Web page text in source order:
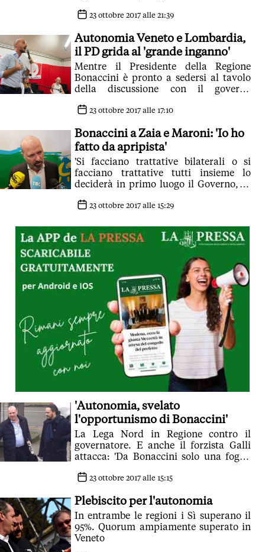
patinata con Gentiloni e ora sono
partecipazione flop
23 ottobre 2017 alle 21:39
Autonomia Veneto e Lombardia,
il PD grida al 'grande inganno'
Mentre il Presidente della Regione
Bonaccini è pronto a sedersi al tavolo
della discussione con il governo
regionale del partito li accusa di avere
utilizzando il tema delle tasse 'a
proprio uso e consumo'
23 ottobre 2017 alle 17:10
Bonaccini a Zaia e Maroni: 'Io ho
fatto da apripista'
'Si facciano trattative bilaterali o si
facciano trattative tutti insieme lo
deciderà in primo luogo il Governo, di
23 ottobre 2017 alle 15:29
'Autonomia, svelato
l'opportunismo di Bonaccini'
La Lega Nord in Regione contro il
governatore. E anche il forzista Galli
attacca: 'Da Bonaccini solo una foglia
23 ottobre 2017 alle 15:15
Plebiscito per l'autonomia
In entrambe le regioni i Sì superano il
95%. Quorum ampiamente superato in
Veneto